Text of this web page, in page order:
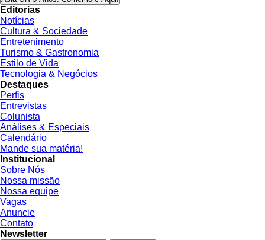
Editorias
Notícias
Cultura & Sociedade
Entretenimento
Turismo & Gastronomia
Estilo de Vida
Tecnologia & Negócios
Destaques
Perfis
Entrevistas
Colunista
Análises & Especiais
Calendário
Mande sua matéria!
Institucional
Sobre Nós
Nossa missão
Nossa equipe
Vagas
Anuncie
Contato
Newsletter